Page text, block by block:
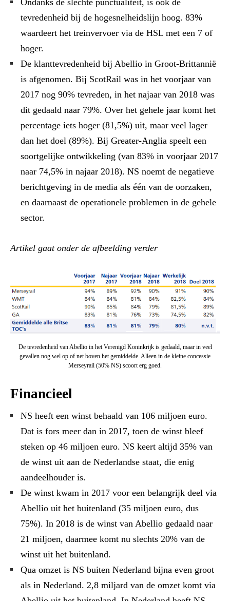
Ondanks de slechte punctualiteit, is ook de
tevredenheid bij de hogesnelheidslijn hoog. 83%
waardeert het treinvervoer via de HSL met een 7 of
hoger.
De klanttevredenheid bij Abellio in Groot-Brittannië
is afgenomen. Bij ScotRail was in het voorjaar van
2017 nog 90% tevreden, in het najaar van 2018 was
dit gedaald naar 79%. Over het gehele jaar komt het
percentage iets hoger (81,5%) uit, maar veel lager
dan het doel (89%). Bij Greater-Anglia speelt een
soortgelijke ontwikkeling (van 83% in voorjaar 2017
naar 74,5% in najaar 2018). NS noemt de negatieve
berichtgeving in de media als één van de oorzaken,
en daarnaast de operationele problemen in de gehele
sector.
Artikel gaat onder de afbeelding verder
De tevredenheid van Abellio in het Verenigd Koninkrijk is gedaald, maar in veel
gevallen nog wel op of net boven het gemiddelde. Alleen in de kleine concessie
Merseyrail (50% NS) scoort erg goed.
Financieel
NS heeft een winst behaald van 106 miljoen euro.
Dat is fors meer dan in 2017, toen de winst bleef
steken op 46 miljoen euro. NS keert altijd 35% van
de winst uit aan de Nederlandse staat, die enig
aandeelhouder is.
De winst kwam in 2017 voor een belangrijk deel via
Abellio uit het buitenland (35 miljoen euro, dus
75%). In 2018 is de winst van Abellio gedaald naar
21 miljoen, daarmee komt nu slechts 20% van de
winst uit het buitenland.
Qua omzet is NS buiten Nederland bijna even groot
als in Nederland. 2,8 miljard van de omzet komt via